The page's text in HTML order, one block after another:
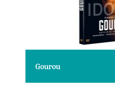
Gourou